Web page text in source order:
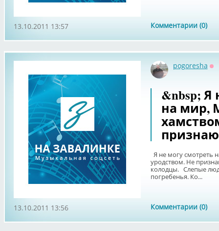
Комментарии (0)
13.10.2011 13:57
pogoresha
&nbsp; Я
на мир,
Я не могу смотреть
уродством. Не
колодцы. Слепые
погребенья. Ко...
Комментарии (0)
13.10.2011 13:56